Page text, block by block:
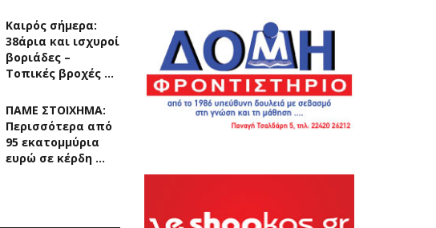
Καιρός σήμερα:
38άρια και ισχυροί
βοριάδες –
Τοπικές βροχές …
ΠΑΜΕ ΣΤΟΙΧΗΜΑ:
Περισσότερα από
95 εκατομμύρια
ευρώ σε κέρδη …